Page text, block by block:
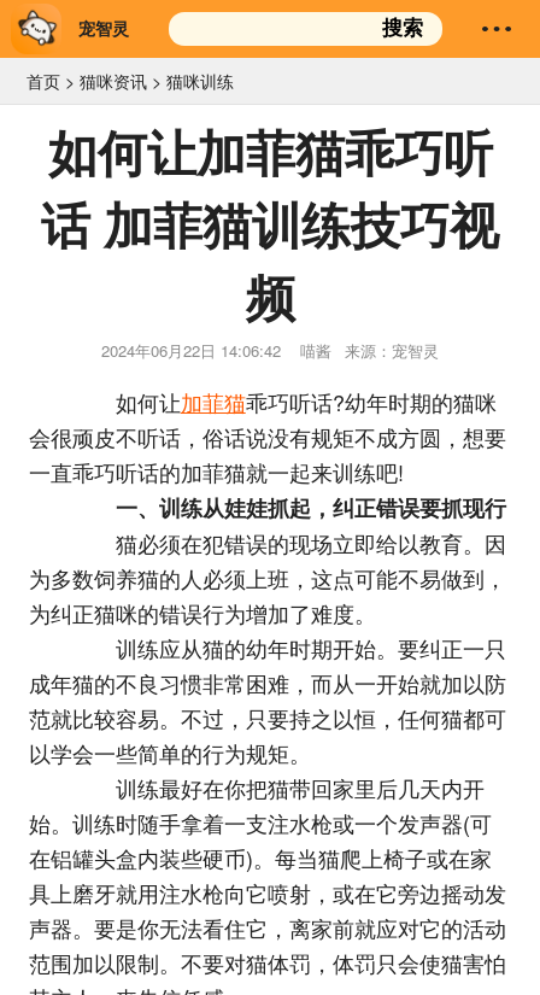
宠智灵 搜索
首页 >猫咪资讯 >猫咪训练
如何让加菲猫乖巧听
话 加菲猫训练技巧视
频
2024年06月22日 14:06:42 喵酱 来源：宠智灵
如何让加菲猫乖巧听话?幼年时期的猫咪
会很顽皮不听话，俗话说没有规矩不成方圆，想要
一直乖巧听话的加菲猫就一起来训练吧!
一、训练从娃娃抓起，纠正错误要抓现行
猫必须在犯错误的现场立即给以教育。因
为多数饲养猫的人必须上班，这点可能不易做到，
为纠正猫咪的错误行为增加了难度。
训练应从猫的幼年时期开始。要纠正一只
成年猫的不良习惯非常困难，而从一开始就加以防
范就比较容易。不过，只要持之以恒，任何猫都可
以学会一些简单的行为规矩。
训练最好在你把猫带回家里后几天内开
始。训练时随手拿着一支注水枪或一个发声器(可
在铝罐头盒内装些硬币)。每当猫爬上椅子或在家
具上磨牙就用注水枪向它喷射，或在它旁边摇动发
声器。要是你无法看住它，离家前就应对它的活动
范围加以限制。不要对猫体罚，体罚只会使猫害怕